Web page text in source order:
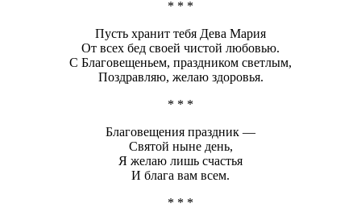
* * *
Пусть хранит тебя Дева Мария
От всех бед своей чистой любовью.
С Благовещеньем, праздником светлым,
Поздравляю, желаю здоровья.
* * *
Благовещения праздник —
Святой ныне день,
Я желаю лишь счастья
И блага вам всем.
* * *